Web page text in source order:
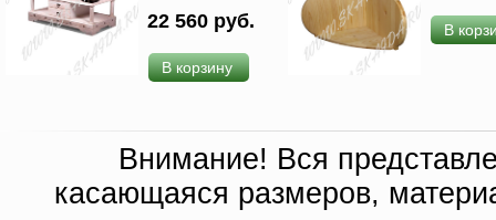
22 560 руб.
В корзину
В
Внимание! Вся
касающаяся размеров,